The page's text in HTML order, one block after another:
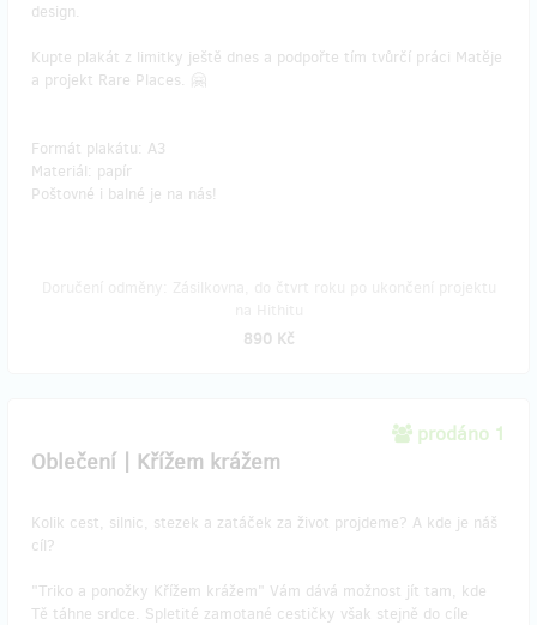
design.
Kupte plakát z limitky ještě dnes a podpořte tím tvůrčí práci Matěje
a projekt Rare Places. 🤗
Formát plakátu: A3
Materiál: papír
Poštovné i balné je na nás!
890 Kč
prodáno 1
Oblečení | Křížem krážem
Kolik cest, silnic, stezek a zatáček za život projdeme? A kde je náš
cíl?
"Triko a ponožky Křížem krážem" Vám dává možnost jít tam, kde
Tě táhne srdce. Spletité zamotané cestičky však stejně do cíle